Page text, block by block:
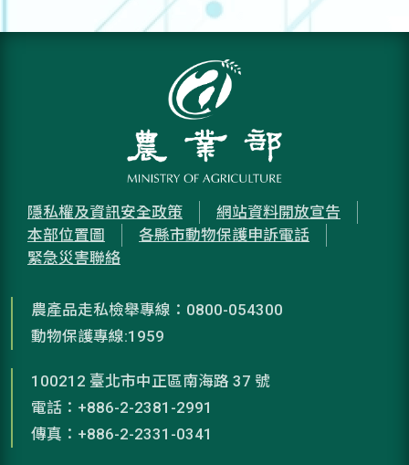
隱私權及資訊安全政策
網站資料開放宣告
本部位置圖
各縣市動物保護申訴電話
緊急災害聯絡
農產品走私檢舉專線：0800-054300
動物保護專線:1959
100212 臺北市中正區南海路 37 號
電話：+886-2-2381-2991
傳真：+886-2-2331-0341